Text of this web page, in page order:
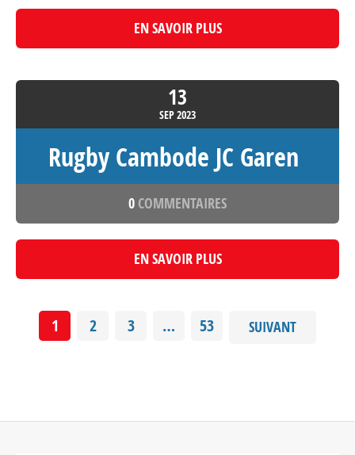
EN SAVOIR PLUS
13
SEP2023
Rugby Cambode JC Garen
0 COMMENTAIRES
EN SAVOIR PLUS
1 2 3 … 53 SUIVANT